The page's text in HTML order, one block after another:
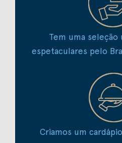
Tem uma seleção
espetaculares pelo
Criamos um